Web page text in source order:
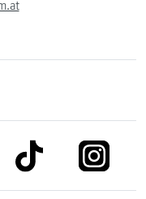
linkedinlink to tiktok link to